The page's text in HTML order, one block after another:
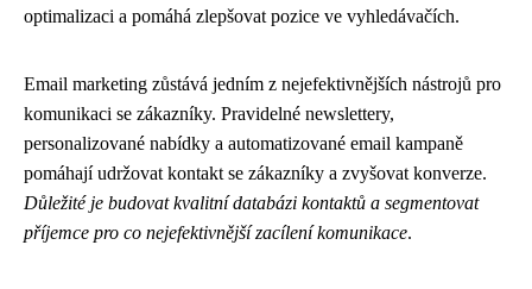
optimalizaci a pomáhá zlepšovat pozice ve vyhledávačích.
Email marketing zůstává jedním z nejefektivnějších nástrojů pro
komunikaci se zákazníky. Pravidelné newslettery,
personalizované nabídky a automatizované email kampaně
pomáhají udržovat kontakt se zákazníky a zvyšovat konverze.
Důležité je budovat kvalitní databázi kontaktů a segmentovat
příjemce pro co nejefektivnější zacílení komunikace.